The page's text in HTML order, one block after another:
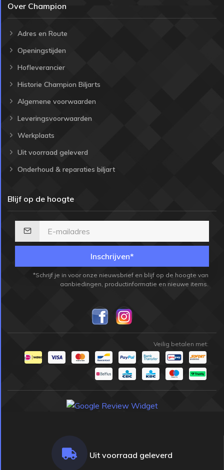
Over Champion
Adres en Route
Openingstijden
Hofleverancier
Historie Champion Biljarts
Algemene voorwaarden
Leveringsvoorwaarden
Werkplaats
Uit voorraad geleverd
Onderhoud & reparaties biljart
Blijf op de hoogte
Inschrijven*
*Schrijf je in voor onze nieuwsbrief en blijf op de hoogte van
aanbiedingen, productinformatie en nieuwe items.
Veilig betalen met:
Uit voorraad geleverd